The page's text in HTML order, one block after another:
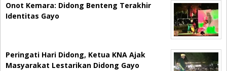
Onot Kemara: Didong Benteng Terakhir
Identitas Gayo
Peringati Hari Didong, Ketua KNA Ajak
Masyarakat Lestarikan Didong Gayo